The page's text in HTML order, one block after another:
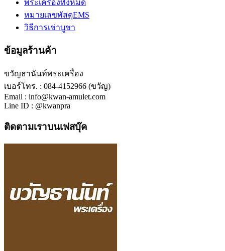
พระเครื่องทั้งหมด
หมายเลขพัสดุEMS
วิธีการเช่าบูชา
ข้อมูลร้านค้า
ขวัญธานันท์พระเครื่อง
เบอร์โทร. : 084-4152966 (ขวัญ)
Email : info@kwan-amulet.com
Line ID : @kwanpra
ติดตามเราบนเฟสบุ๊ค